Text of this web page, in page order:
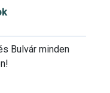
Bulvár minden